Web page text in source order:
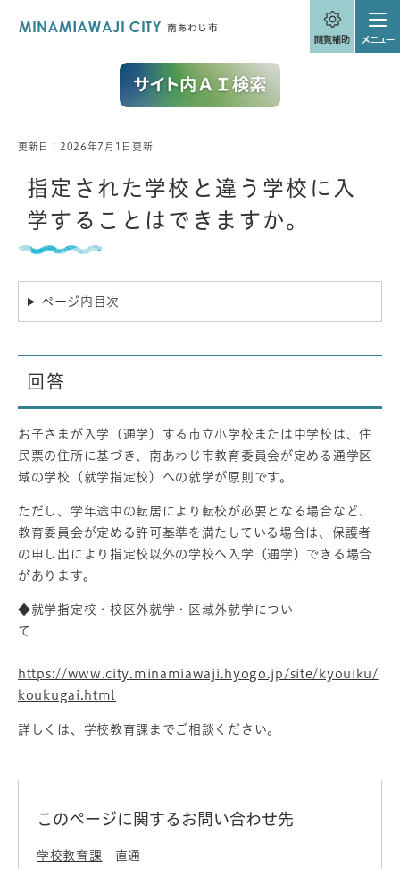
本
更新日：2026年7月1日更新
指定された学校と違う学校に入
学することはできますか。
ページ内目次
回答
お子さまが入学（通学）する市立小学校または中学校は、住
民票の住所に基づき、南あわじ市教育委員会が定める通学区
域の学校（就学指定校）への就学が原則です。
ただし、学年途中の転居により転校が必要となる場合など、
教育委員会が定める許可基準を満たしている場合は、保護者
の申し出により指定校以外の学校へ入学（通学）できる場合
があります。
◆就学指定校・校区外就学・区域外就学につい
て
https://www.city.minamiawaji.hyogo.jp/site/kyouiku/
koukugai.html
詳しくは、学校教育課までご相談ください。
このページに関するお問い合わせ先
学校教育課 直通